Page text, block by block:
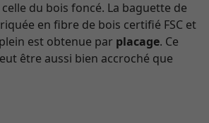
du bois foncé. La baguette de
en fibre de bois certifié FSC et
est obtenue par placage. Ce
être aussi bien accroché que